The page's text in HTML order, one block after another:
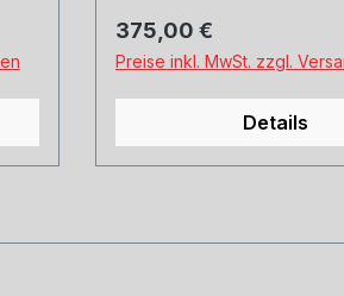
Regulärer Preis:
375,00 €
Preise inkl. MwSt. zzgl.
Details